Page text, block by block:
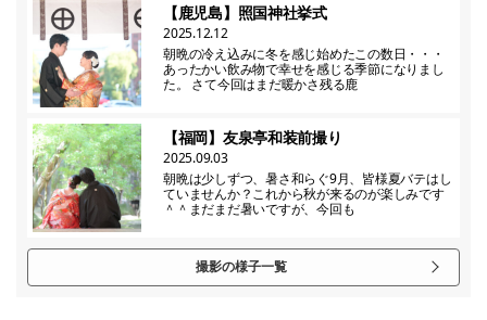
【鹿児島】照国神社挙式
2025.12.12
朝晩の冷え込みに冬を感じ始めたこの数日・・・
あったかい飲み物で幸せを感じる季節になりまし
た。 さて今回はまだ暖かさ残る鹿
【福岡】友泉亭和装前撮り
2025.09.03
朝晩は少しずつ、暑さ和らぐ9月、皆様夏バテはし
ていませんか？これから秋が来るのが楽しみです
＾＾まだまだ暑いですが、今回も
撮影の様子一覧